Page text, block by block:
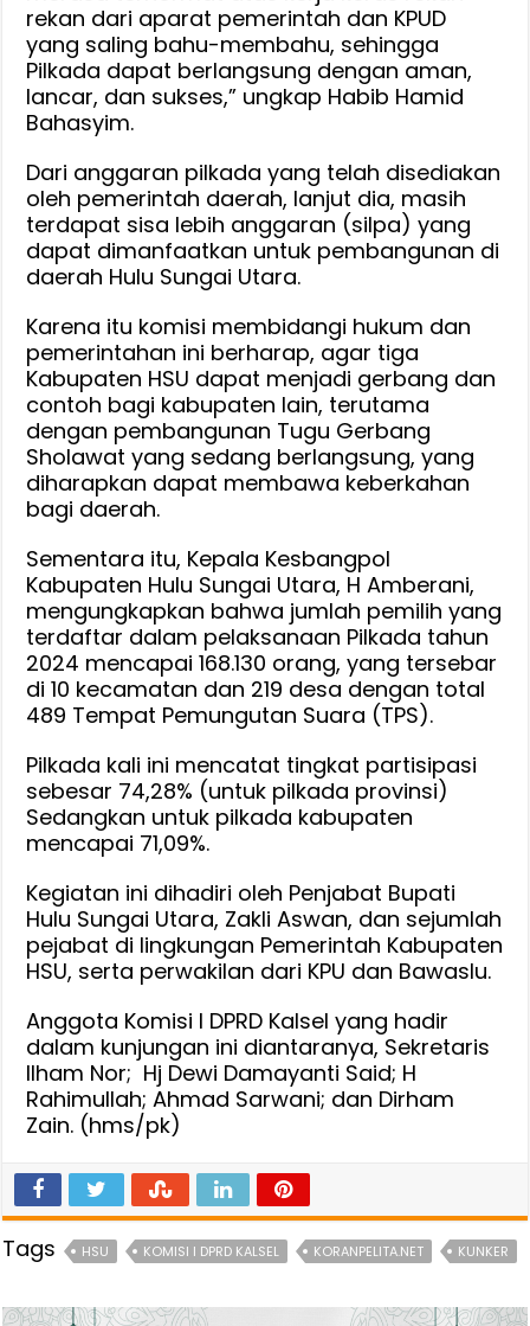
rekan dari aparat pemerintah dan KPUD
yang saling bahu-membahu, sehingga
Pilkada dapat berlangsung dengan aman,
lancar, dan sukses,” ungkap Habib Hamid
Bahasyim.
Dari anggaran pilkada yang telah disediakan
oleh pemerintah daerah, lanjut dia, masih
terdapat sisa lebih anggaran (silpa) yang
dapat dimanfaatkan untuk pembangunan di
daerah Hulu Sungai Utara.
Karena itu komisi membidangi hukum dan
pemerintahan ini berharap, agar tiga
Kabupaten HSU dapat menjadi gerbang dan
contoh bagi kabupaten lain, terutama
dengan pembangunan Tugu Gerbang
Sholawat yang sedang berlangsung, yang
diharapkan dapat membawa keberkahan
bagi daerah.
Sementara itu, Kepala Kesbangpol
Kabupaten Hulu Sungai Utara, H Amberani,
mengungkapkan bahwa jumlah pemilih yang
terdaftar dalam pelaksanaan Pilkada tahun
2024 mencapai 168.130 orang, yang tersebar
di 10 kecamatan dan 219 desa dengan total
489 Tempat Pemungutan Suara (TPS).
Pilkada kali ini mencatat tingkat partisipasi
sebesar 74,28% (untuk pilkada provinsi)
Sedangkan untuk pilkada kabupaten
mencapai 71,09%.
Kegiatan ini dihadiri oleh Penjabat Bupati
Hulu Sungai Utara, Zakli Aswan, dan sejumlah
pejabat di lingkungan Pemerintah Kabupaten
HSU, serta perwakilan dari KPU dan Bawaslu.
Anggota Komisi I DPRD Kalsel yang hadir
dalam kunjungan ini diantaranya, Sekretaris
Ilham Nor; Hj Dewi Damayanti Said; H
Rahimullah; Ahmad Sarwani; dan Dirham
Zain. (hms/pk)
Tags HSU KOMISI I DPRD KALSEL KORANPELITA.NET KUNKER